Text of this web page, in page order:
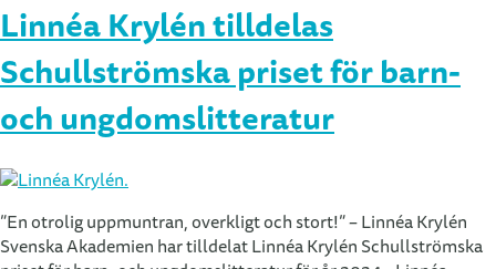
Linnéa Krylén tilldelas
Schullströmska priset för barn-
och ungdomslitteratur
”En otrolig uppmuntran, overkligt och stort!” – Linnéa Krylén
Svenska Akademien har tilldelat Linnéa Krylén Schullströmska